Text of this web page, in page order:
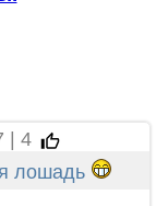
| 4
лошадь